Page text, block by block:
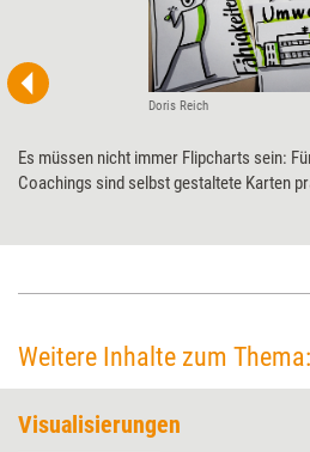
Doris Reich
Es müssen nicht immer Flipcharts sein:
Coachings sind selbst gestaltete Karten
Weitere Inhalte zum Thema:
Visualisierungen